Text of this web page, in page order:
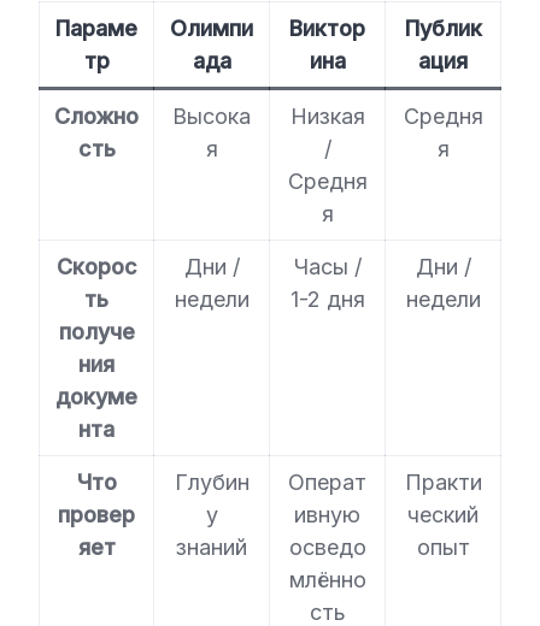
Параме
тр
Олимпи
ада
Виктор
ина
Публик
ация
Сложно
сть
Высока
я
Низкая
/
Средня
я
Средня
я
Скорос
ть
получе
ния
докуме
нта
Дни /
недели
Часы /
1-2 дня
Дни /
недели
Что
провер
яет
Глубин
у
знаний
Операт
ивную
осведо
млённо
сть
Практи
ческий
опыт